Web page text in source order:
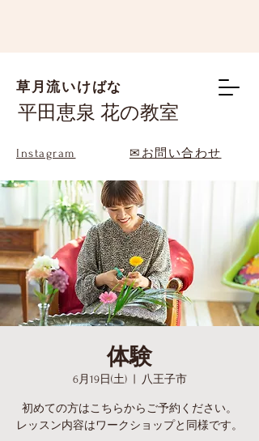
草月流いけばな
平田恵泉 花の教室
Instagram ✉お問い合わせ
体験
6月19日(土)
  |
八王子市
初めての方はこちらからご予約ください。
レッスン内容はワークショップと同様です。